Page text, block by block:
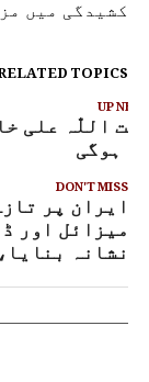
کشیدگی میں
TOPICS:
UP
اللّٰہ علی
ہوگی
DON'T MISS
ایران پر
نشانہ